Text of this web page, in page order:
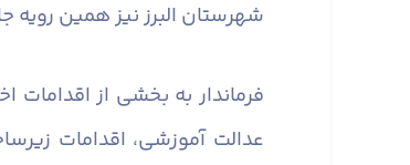
شهرستان البرز نیز همین رویه
فرماندار به بخشی از
عدالت آموزشی، اقدامات